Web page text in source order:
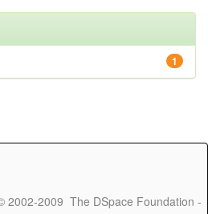
1
2002-2009 The DSpace Foundation -